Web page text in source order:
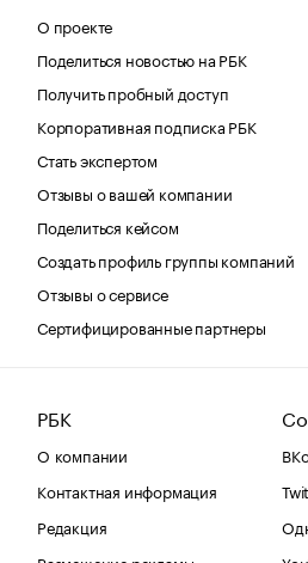
О проекте
Поделиться новостью на РБК
Получить пробный доступ
Корпоративная подписка РБК
Стать экспертом
Отзывы о вашей компании
Поделиться кейсом
Создать профиль группы компаний
Отзывы о сервисе
Сертифицированные партнеры
РБК
О компании
Контактная информация
Редакция